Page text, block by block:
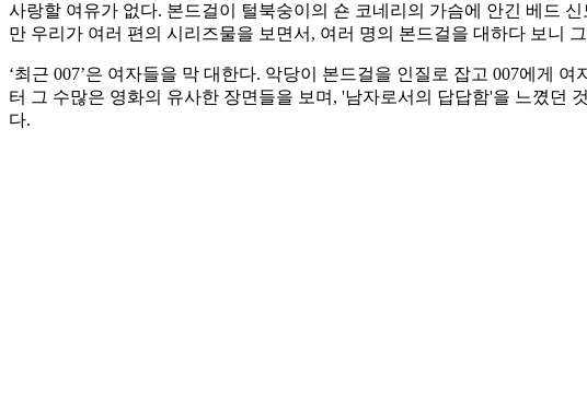
사랑할 여유가 없다. 본드걸이 털북숭이의 숀 코네리의 가슴에 안긴 베드
만 우리가 여러 편의 시리즈물을 보면서, 여러 명의 본드걸을 대하다 보니
‘최근 007’은 여자들을 막 대한다. 악당이 본드걸을 인질로 잡고 007에게
터 그 수많은 영화의 유사한 장면들을 보며, '남자로서의 답답함'을 느꼈던
다.